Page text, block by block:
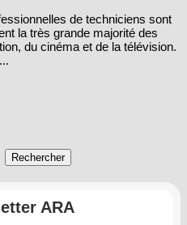
de techniciens sont
la très grande majorité des
du cinéma et de la télévision.
Rechercher
ARA